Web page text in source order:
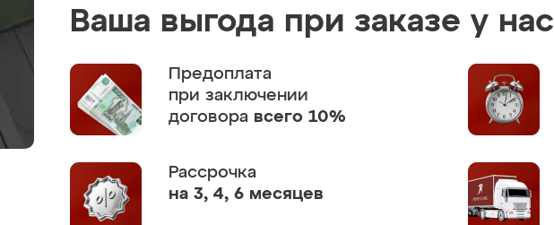
Ваша выгода при заказе у нас
Предоплата
при заключении
договора всего 10%
Рассрочка
на 3, 4, 6 месяцев